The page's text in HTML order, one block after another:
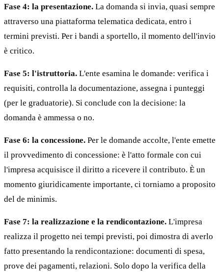
Fase 4: la presentazione. La domanda si invia, quasi sempre
attraverso una piattaforma telematica dedicata, entro i
termini previsti. Per i bandi a sportello, il momento dell'invio
è critico.
Fase 5: l'istruttoria. L'ente esamina le domande: verifica i
requisiti, controlla la documentazione, assegna i punteggi
(per le graduatorie). Si conclude con la decisione: la
domanda è ammessa o no.
Fase 6: la concessione. Per le domande accolte, l'ente emette
il provvedimento di concessione: è l'atto formale con cui
l'impresa acquisisce il diritto a ricevere il contributo. È un
momento giuridicamente importante, ci torniamo a proposito
del de minimis.
Fase 7: la realizzazione e la rendicontazione. L'impresa
realizza il progetto nei tempi previsti, poi dimostra di averlo
fatto presentando la rendicontazione: documenti di spesa,
prove dei pagamenti, relazioni. Solo dopo la verifica della